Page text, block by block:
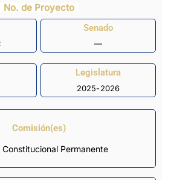
No. de Proyecto
Senado
—
Legislatura
2025-2026
Comisión(es)
Permanente